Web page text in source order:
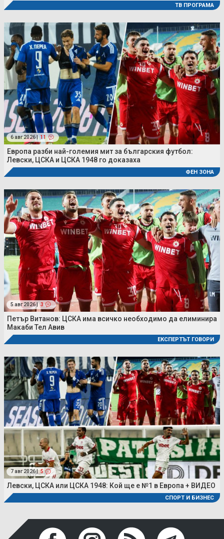
ТВ ПРОГРАМА
6 авг 2026 | 11
Европа разби най-големия мит за българския футбол:
Левски, ЦСКА и ЦСКА 1948 го доказаха
ФЕН ЗОНА
5 авг 2026 | 3
Петър Витанов: ЦСКА има всичко необходимо да елиминира
Макаби Тел Авив
ЕКСПЕРТЪТ ГОВОРИ
7 авг 2026 | 5
Левски, ЦСКА или ЦСКА 1948: Кой ще е №1 в Европа + ВИДЕО
СПОРТ И БИЗНЕС